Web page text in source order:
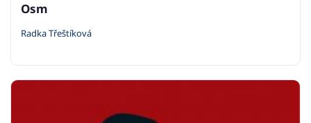
Osm
Radka Třeštíková